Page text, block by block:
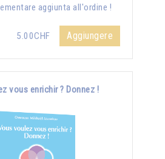
aggiunta all'ordine !
5.00CHF Aggiungere
vous enrichir ? Donnez !